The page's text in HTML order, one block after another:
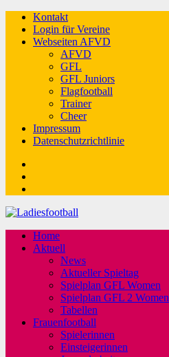
Kontakt
Login für Vereine
Webseiten AFVD
AFVD
GFL
GFL Juniors
Flagfootball
Trainer
Cheer
Impressum
Datenschutzrichtlinie
Home
Aktuell
News
Aktueller Spieltag
Spielplan GFL Women
Spielplan GFL 2 Women
Tabellen
Frauenfootball
Spielerinnen
Einsteigerinnen